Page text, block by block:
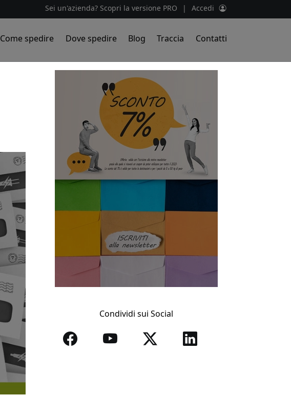
Sei un'azienda? Scopri la versione PRO | Accedi
Come spedire Dove spedire Blog Traccia Contatti
Condividi sui Social